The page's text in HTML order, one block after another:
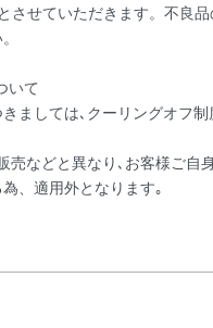
させていただきます。不良
いて
ましては､クーリングオフ
売などと異なり､お客様ご自
、適用外となります｡